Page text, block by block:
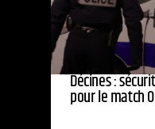
Décines :
pour le match